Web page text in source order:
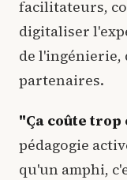
facilitateurs,
digitaliser
de l'ingénierie,
partenaires.
"Ça coûte trop
pédagogie
qu'un amphi,